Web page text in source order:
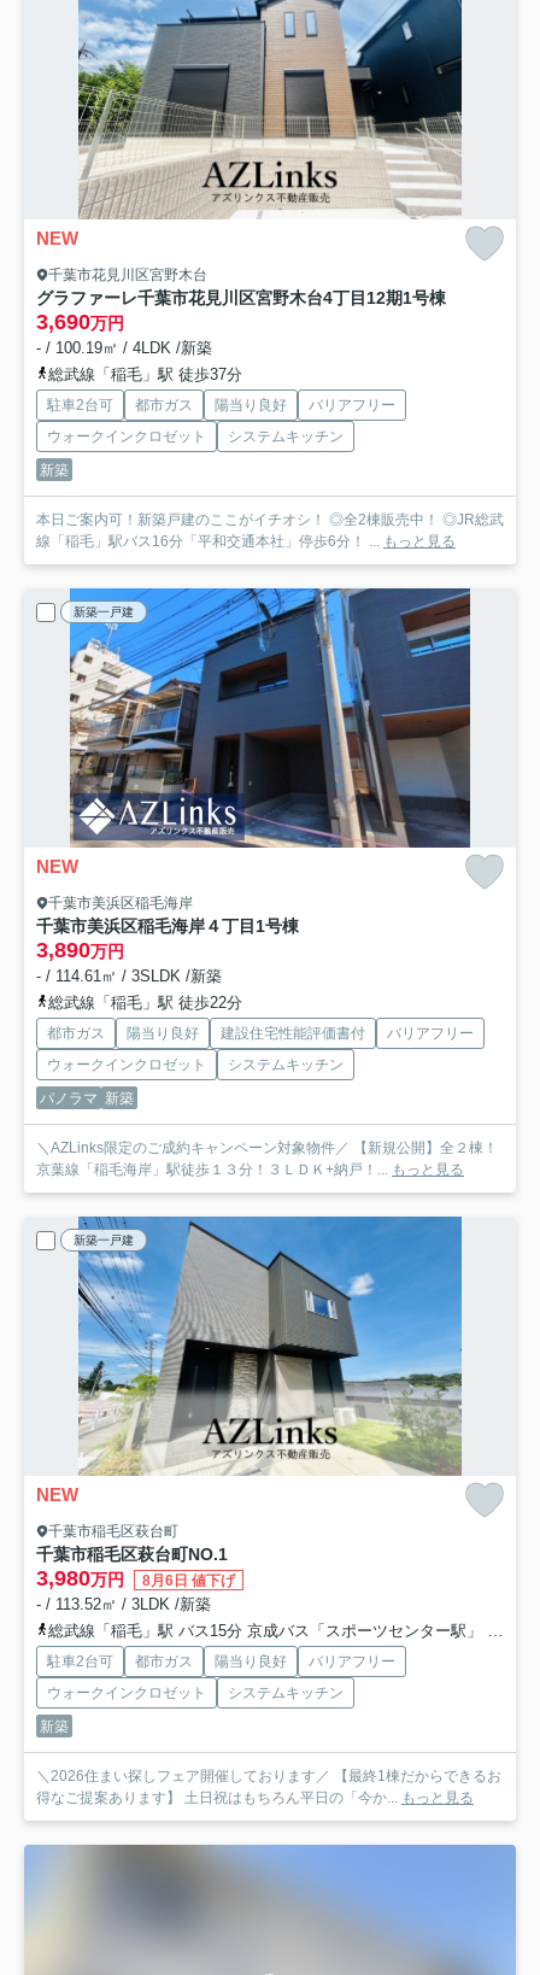
NEW
千葉市花見川区宮野木台
グラファーレ千葉市花見川区宮野木台4丁目12期1号棟
3,690万円
- / 100.19㎡ / 4LDK /新築
総武線「稲毛」駅 徒歩37分
駐車2台可 都市ガス 陽当り良好
バリアフリー
ウォークインクロゼット
システムキッチン
新築
本日ご案内可！新築戸建のここがイチオシ！ ◎全2棟販売中！ ◎JR総武
線「稲毛」駅バス16分「平和交通本社」停歩6分！ ... もっと見る
新築一戸建
NEW
千葉市美浜区稲毛海岸
千葉市美浜区稲毛海岸４丁目1号棟
3,890万円
- / 114.61㎡ / 3SLDK /新築
総武線「稲毛」駅 徒歩22分
都市ガス 陽当り良好 建設住宅性能評価書付
バリアフリー
ウォークインクロゼット
システムキッチン
パノラマ 新築
＼AZLinks限定のご成約キャンペーン対象物件／ 【新規公開】全２棟！
京葉線「稲毛海岸」駅徒歩１３分！３ＬＤＫ+納戸！... もっと見る
新築一戸建
NEW
千葉市稲毛区萩台町
千葉市稲毛区萩台町NO.1
3,980万円 8月6日 値下げ
- / 113.52㎡ / 3LDK /新築
総武線「稲毛」駅 バス15分 京成バス「スポーツセンター駅」 停歩11分
駐車2台可 都市ガス 陽当り良好
バリアフリー
ウォークインクロゼット
システムキッチン
新築
＼2026住まい探しフェア開催しております／ 【最終1棟だからできるお
得なご提案あります】 土日祝はもちろん平日の「今か... もっと見る